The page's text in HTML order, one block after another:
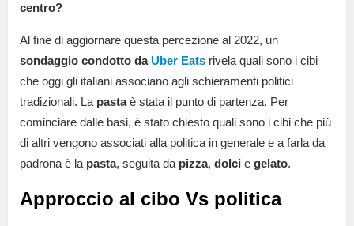
centro?
Al fine di aggiornare questa percezione al 2022, un
sondaggio condotto daUber Eats rivela quali sono i cibi
che oggi gli italiani associano agli schieramenti politici
tradizionali. La pastaè stata il punto di partenza. Per
cominciare dalle basi, è stato chiesto quali sono i cibi che più
di altri vengono associati alla politica in generale e a farla da
padrona è la pasta, seguita da pizza, dolci e gelato.
Approccio al cibo Vs politica